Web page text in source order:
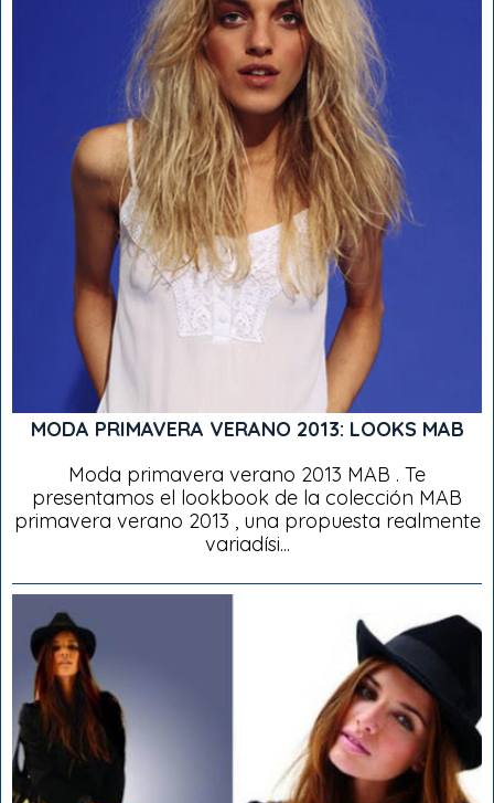
MODA PRIMAVERA VERANO 2013: LOOKS MAB
Moda primavera verano 2013 MAB . Te
presentamos el lookbook de la colección MAB
primavera verano 2013 , una propuesta realmente
variadísi...